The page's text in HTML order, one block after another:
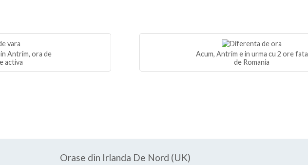
Antrim, ora de
activa
Acum, Antrim e in urma cu 2 ore fata
de Romania
Orase din Irlanda De Nord (UK)